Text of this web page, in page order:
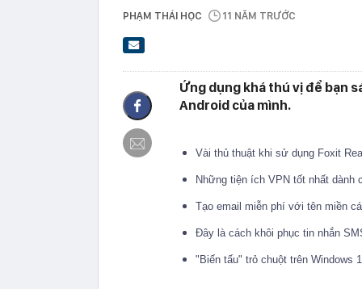
PHẠM THÁI HỌC 11 NĂM TRƯỚC
Ứng dụng khá thú vị để bạn
Android của mình.
Vài thủ thuật khi sử dụng Foxit
Những tiện ích VPN tốt nhất dành
Tạo email miễn phí với tên miền
Đây là cách khôi phục tin nhắn
"Biến tấu" trỏ chuột trên Windows